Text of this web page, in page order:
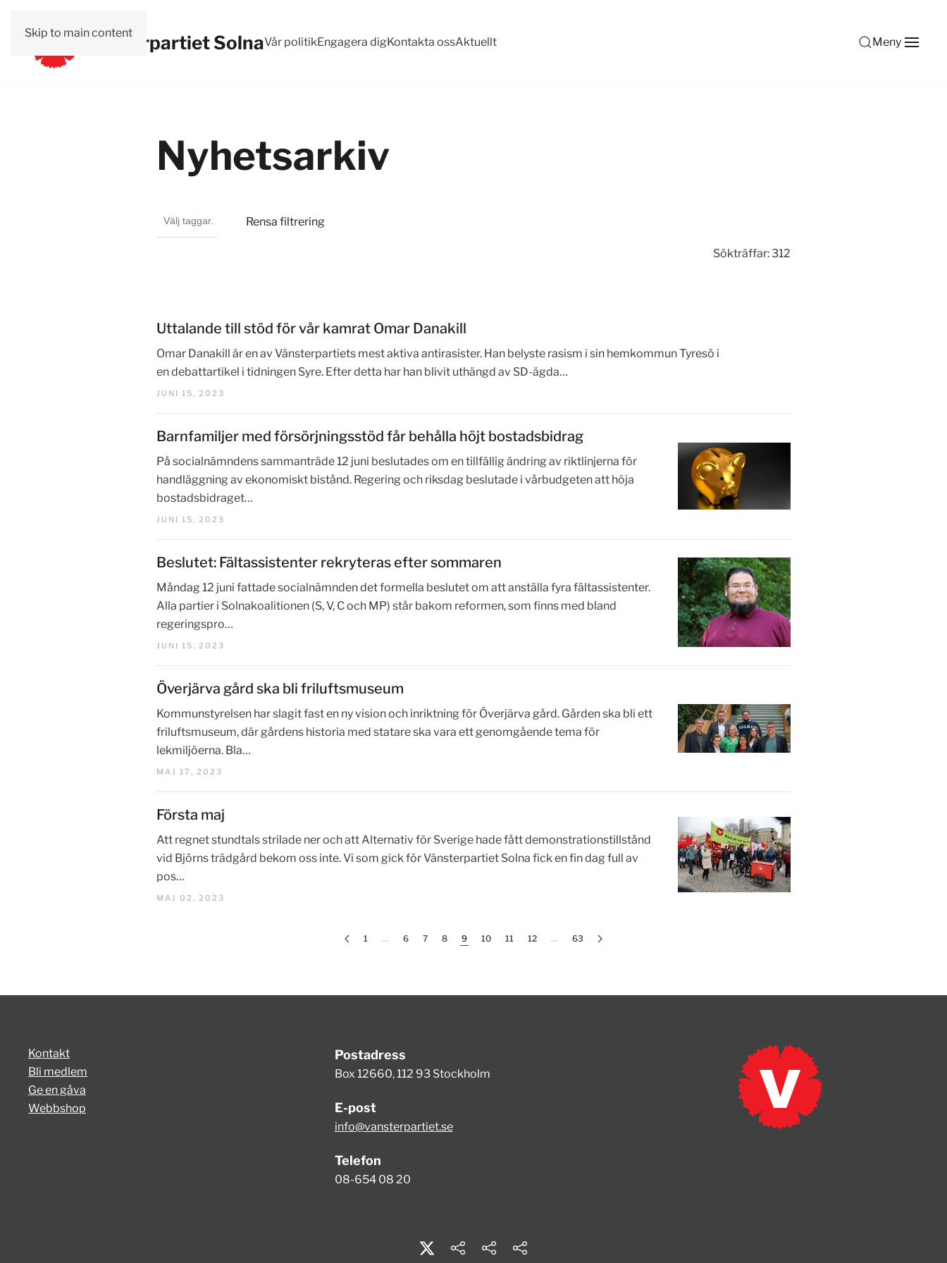
Skip to main contentVänsterpartiet SolnaVår politikEngagera digKontakta ossAktuellt Meny
Nyhetsarkiv
Rensa filtrering
Sökträffar: 312
Uttalande till stöd för vår kamrat Omar Danakill
Omar Danakill är en av Vänsterpartiets mest aktiva antirasister. Han belyste rasism i sin hemkommun Tyresö i
en debattartikel i tidningen Syre. Efter detta har han blivit uthängd av SD-ägda…
JUNI 15, 2023
Barnfamiljer med försörjningsstöd får behålla höjt bostadsbidrag
På socialnämndens sammanträde 12 juni beslutades om en tillfällig ändring av riktlinjerna för
handläggning av ekonomiskt bistånd. Regering och riksdag beslutade i vårbudgeten att höja
bostadsbidraget…
JUNI 15, 2023
Beslutet: Fältassistenter rekryteras efter sommaren
Måndag 12 juni fattade socialnämnden det formella beslutet om att anställa fyra fältassistenter.
Alla partier i Solnakoalitionen (S, V, C och MP) står bakom reformen, som finns med bland
regeringspro…
JUNI 15, 2023
Överjärva gård ska bli friluftsmuseum
Kommunstyrelsen har slagit fast en ny vision och inriktning för Överjärva gård. Gården ska bli ett
friluftsmuseum, där gårdens historia med statare ska vara ett genomgående tema för
lekmiljöerna. Bla…
MAJ 17, 2023
Första maj
Att regnet stundtals strilade ner och att Alternativ för Sverige hade fått demonstrationstillstånd
vid Björns trädgård bekom oss inte. Vi som gick för Vänsterpartiet Solna fick en fin dag full av
pos…
MAJ 02, 2023
1 … 6 7 8 9 10 11 12 … 63
Kontakt
Bli medlem
Ge en gåva
Webbshop
Postadress
Box 12660, 112 93 Stockholm
E-post
info@vansterpartiet.se
Telefon
08-654 08 20